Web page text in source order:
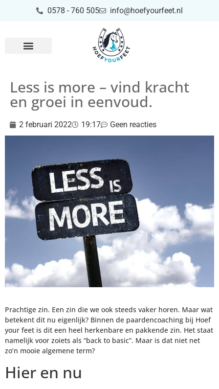
0578 - 760 505 info@hoefyourfeet.nl
Less is more – vind kracht
en groei in eenvoud.
2 februari 2022 19:17 Geen reacties
Prachtige zin. Een zin die we ook steeds vaker horen. Maar wat
betekent dit nu eigenlijk? Binnen de paardencoaching bij Hoef
your feet is dit een heel herkenbare en pakkende zin. Het staat
namelijk voor zoiets als “back to basic”. Maar is dat niet net
zo’n mooie algemene term?
Hier en nu